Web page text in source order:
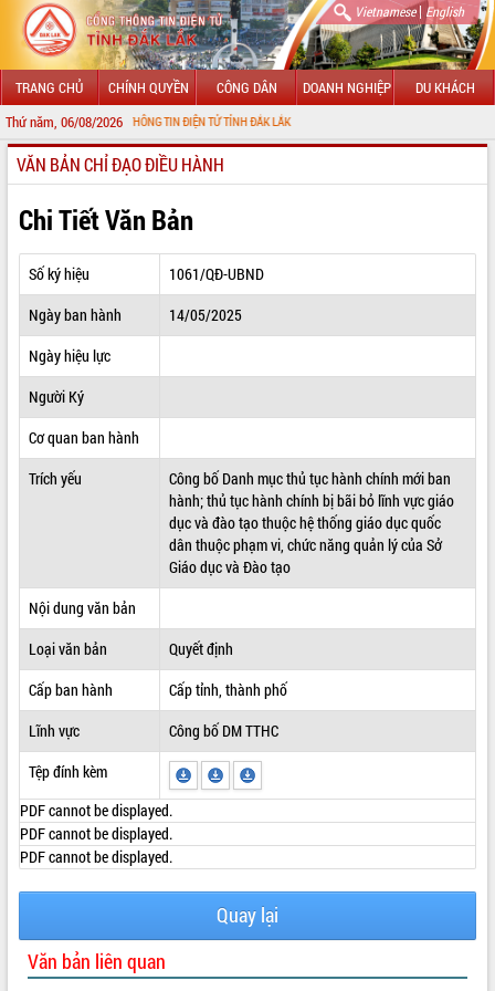
Vietnamese| English
TRANG CHỦ CHÍNH QUYỀN CÔNG DÂN DOANH NGHIỆP DU KHÁCH
Thứ năm, 06/08/2026
VỚI CỔNG THÔNG TIN ĐIỆN TỬ TỈNH ĐẮK LẮK
GIỚI THIỆU
LÃNH ĐẠO UBND TỈNH
TIN TỨC SỰ KIỆN
SỞ, BAN, NGÀNH
THÔNG TIN CHỈ ĐẠO ĐIỀU HÀNH
HỆ THỐNG VĂN BẢN
VĂN BẢN HĐND TỈNH
VĂN BẢN CHỈ ĐẠO ĐIỀU HÀNH
Chi Tiết Văn Bản
Số ký hiệu
1061/QĐ-UBND
Ngày ban hành
14/05/2025
Ngày hiệu lực
Người Ký
Cơ quan ban hành
Trích yếu
Công bố Danh mục thủ tục hành chính mới ban
hành; thủ tục hành chính bị bãi bỏ lĩnh vực giáo
dục và đào tạo thuộc hệ thống giáo dục quốc
dân thuộc phạm vi, chức năng quản lý của Sở
Giáo dục và Đào tạo
Nội dung văn bản
Loại văn bản
Quyết định
Cấp ban hành
Cấp tỉnh, thành phố
Lĩnh vực
Công bố DM TTHC
Tệp đính kèm
PDF cannot be displayed.
PDF cannot be displayed.
PDF cannot be displayed.
Quay lại
Văn bản liên quan